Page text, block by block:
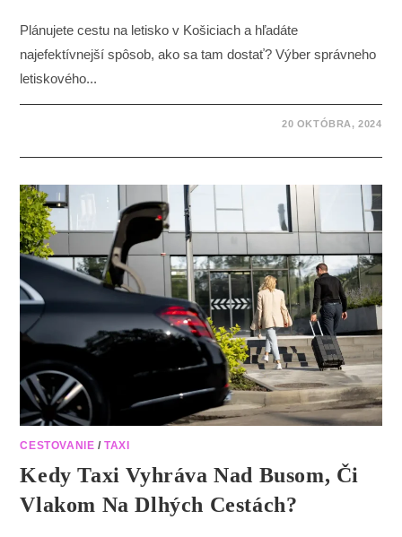
Plánujete cestu na letisko v Košiciach a hľadáte
najefektívnejší spôsob, ako sa tam dostať? Výber správneho
letiskového...
20 OKTÓBRA, 2024
CESTOVANIE /TAXI
Kedy Taxi Vyhráva Nad Busom, Či
Vlakom Na Dlhých Cestách?